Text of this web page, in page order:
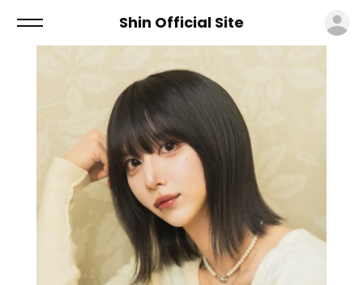
Shin Official Site